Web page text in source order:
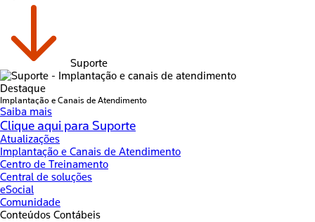
Suporte
Destaque
Implantação e Canais de Atendimento
Saiba mais
Clique aqui para Suporte
Atualizações
Implantação e Canais de Atendimento
Centro de Treinamento
Central de soluções
eSocial
Comunidade
Conteúdos Contábeis